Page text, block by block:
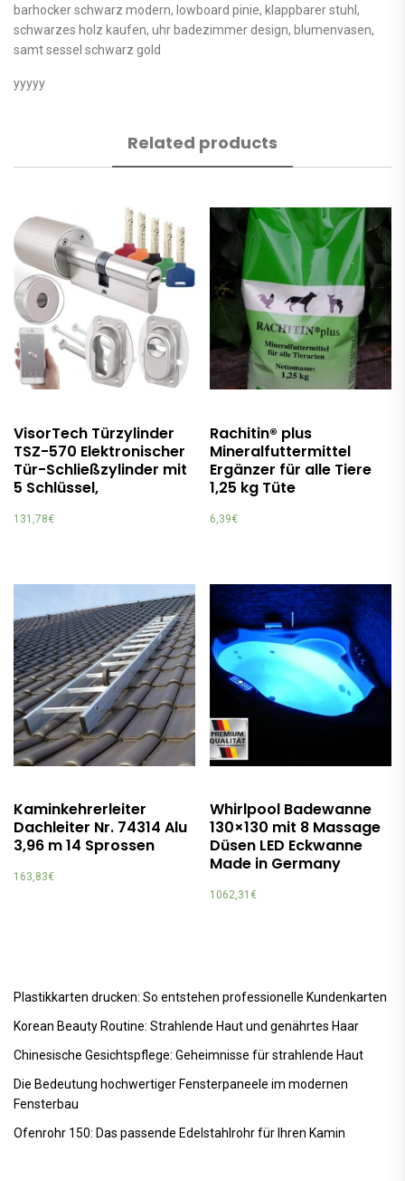
barhocker schwarz modern, lowboard pinie, klappbarer stuhl,
schwarzes holz kaufen, uhr badezimmer design, blumenvasen,
samt sessel schwarz gold
yyyyy
Related products
VisorTech Türzylinder
TSZ-570 Elektronischer
Tür-Schließzylinder mit
5 Schlüssel,
131,78€
Rachitin® plus
Mineralfuttermittel
Ergänzer für alle Tiere
1,25 kg Tüte
6,39€
Kaminkehrerleiter
Dachleiter Nr. 74314 Alu
3,96 m 14 Sprossen
163,83€
Whirlpool Badewanne
130×130 mit 8 Massage
Düsen LED Eckwanne
Made in Germany
1062,31 €
Plastikkarten drucken: So entstehen professionelle Kundenkarten
Korean Beauty Routine: Strahlende Haut und genährtes Haar
Chinesische Gesichtspflege: Geheimnisse für strahlende Haut
Die Bedeutung hochwertiger Fensterpaneele im modernen
Fensterbau
Ofenrohr 150: Das passende Edelstahlrohr für Ihren Kamin